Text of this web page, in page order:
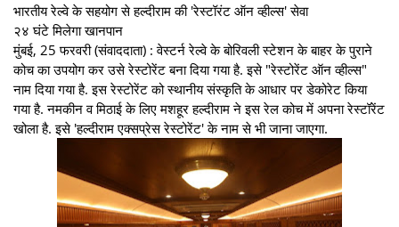
भारतीय रेल्वे के सहयोग से हल्दीराम की 'रेस्टॉरंट ऑन व्हील्स' सेवा
२४ घंटे मिलेगा खानपान
मुंबई, 25 फरवरी (संवाददाता) : वेस्टर्न रेल्वे के बोरिवली स्टेशन के बाहर के पुराने
कोच का उपयोग कर उसे रेस्टोरेंट बना दिया गया है. इसे "रेस्टोरेंट ऑन व्हील्स"
नाम दिया गया है. इस रेस्टोरेंट को स्थानीय संस्कृति के आधार पर डेकोरेट किया
गया है. नमकीन व मिठाई के लिए मशहूर हल्दीराम ने इस रेल कोच में अपना रेस्टॉरेंट
खोला है. इसे 'हल्दीराम एक्सप्रेस रेस्टोरेंट' के नाम से भी जाना जाएगा.